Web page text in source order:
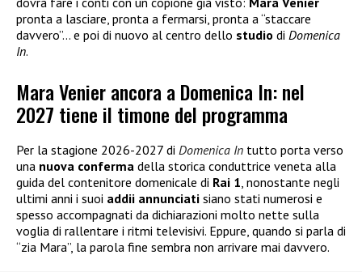
pronta a lasciare, pronta a fermarsi, pronta a “staccare
davvero”… e poi di nuovo al centro dello studio di Domenica
In.
Mara Venier ancora a Domenica In: nel
2027 tiene il timone del programma
Per la stagione 2026-2027 di Domenica In tutto porta verso
una nuova conferma della storica conduttrice veneta alla
guida del contenitore domenicale di Rai 1, nonostante negli
ultimi anni i suoi addii annunciati siano stati numerosi e
spesso accompagnati da dichiarazioni molto nette sulla
voglia di rallentare i ritmi televisivi. Eppure, quando si parla di
“zia Mara”, la parola fine sembra non arrivare mai davvero.